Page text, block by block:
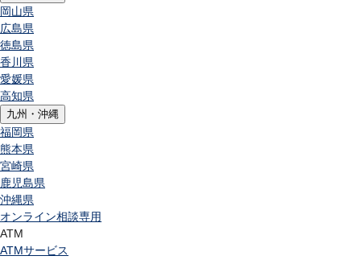
岡山県
広島県
徳島県
香川県
愛媛県
高知県
九州・沖縄
福岡県
熊本県
宮崎県
鹿児島県
沖縄県
オンライン相談専用
ATM
ATMサービス